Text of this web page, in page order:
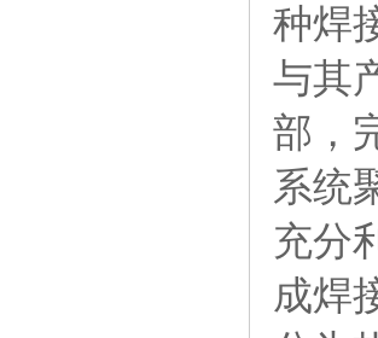
种焊
与其
部，
系统
充分
成焊